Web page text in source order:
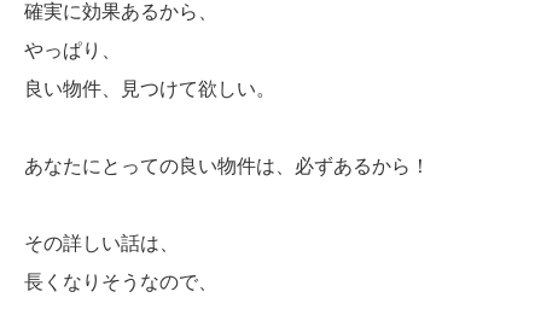
確実に効果あるから、
やっぱり、
良い物件、見つけて欲しい。
あなたにとっての良い物件は、必ずあるから！
その詳しい話は、
長くなりそうなので、